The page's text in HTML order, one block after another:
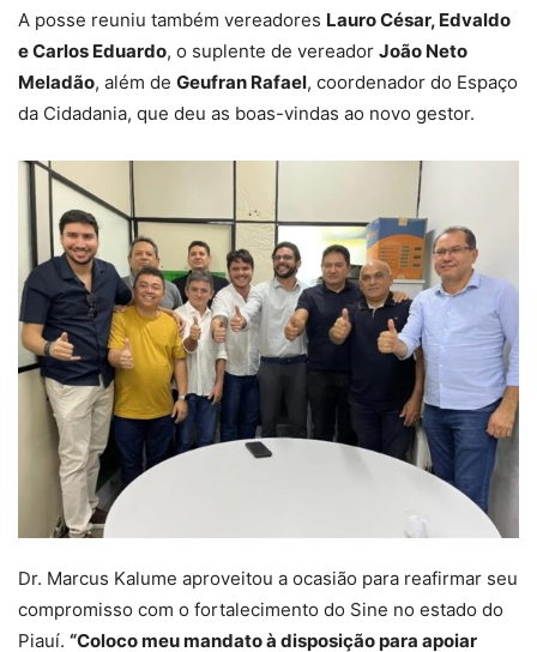
A posse reuniu também vereadores Lauro César, Edvaldo
e Carlos Eduardo, o suplente de vereador João Neto
Meladão, além de Geufran Rafael, coordenador do Espaço
da Cidadania, que deu as boas-vindas ao novo gestor.
Dr. Marcus Kalume aproveitou a ocasião para reafirmar seu
compromisso com o fortalecimento do Sine no estado do
Piauí. “Coloco meu mandato à disposição para apoiar